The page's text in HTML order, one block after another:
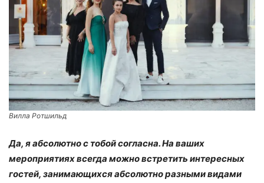
Вилла Ротшильд
Да, я абсолютно с тобой согласна. На ваших
мероприятиях всегда можно встретить интересных
гостей, занимающихся абсолютно разными видами